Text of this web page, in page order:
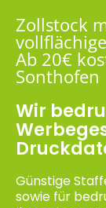
Zollstock
Ab 20€
Sonthofen
Wir
Günstige
sowie für